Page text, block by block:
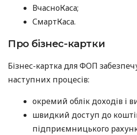
ВчасноКаса;
СмартКаса.
Про бізнес-картки
Бізнес-картка для ФОП
наступних процесів:
окремий облік доходів і
швидкий доступ до
підприємницького